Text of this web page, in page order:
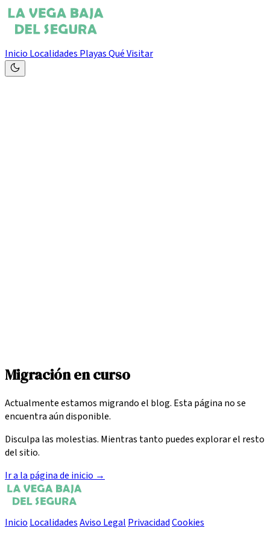
Inicio Localidades PlayasQué Visitar
Migración en curso
Actualmente estamos migrando el blog. Esta página no se
encuentra aún disponible.
Disculpa las molestias. Mientras tanto puedes explorar el resto
del sitio.
Ir a la página de inicio →
Inicio LocalidadesAviso Legal PrivacidadCookies